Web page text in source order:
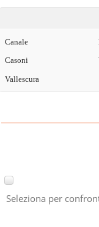
Canale
Casoni
Vallescura
Seleziona per